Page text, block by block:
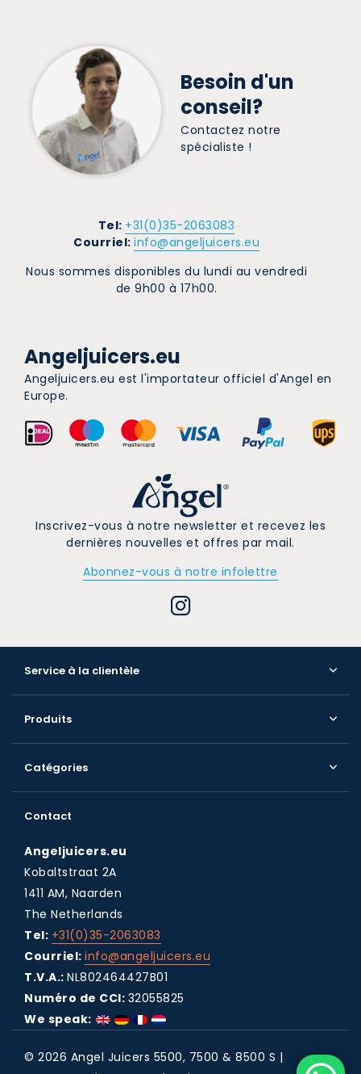
Besoin d'un
conseil?
Contactez notre
spécialiste !
Tel: +31(0)35-2063083
Courriel: info@angeljuicers.eu
Nous sommes disponibles du lundi au vendredi
de 9h00 à 17h00.
Angeljuicers.eu
Angeljuicers.eu est l'importateur officiel d'Angel en
Europe.
Inscrivez-vous à notre newsletter et recevez les
dernières nouvelles et offres par mail.
Abonnez-vous à notre infolettre
Service à la clientèle
Produits
Catégories
Contact
Angeljuicers.eu
Kobaltstraat 2A
1411 AM, Naarden
The Netherlands
Tel: +31(0)35-2063083
Courriel: info@angeljuicers.eu
T.V.A.: NL802464427B01
Numéro de CCI: 32055825
We speak:
© 2026 Angel Juicers 5500, 7500 & 8500 S |